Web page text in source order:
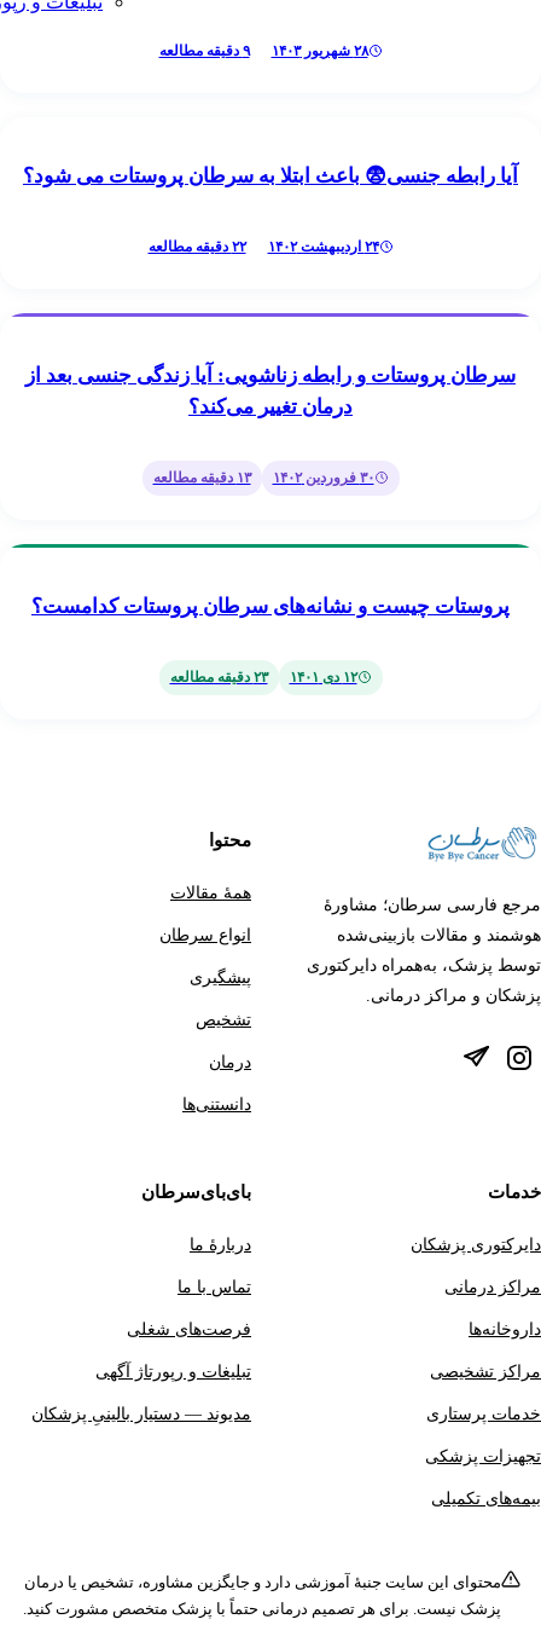
۹دقیقه مطالعه
جنسی😨 باعث ابتلا به سرطان پروستات می شود؟
۲۲دقیقه مطالعه
پروستات و رابطه زناشویی: آیا زندگی جنسی بعد از
درمان تغییر می‌کند؟
۱۳ دقیقه مطالعه
چیست و نشانه‌های سرطان پروستات کدامست؟
۲۳دقیقه مطالعه
سرطان؛ مشاورهٔ
بازبینی‌شده
به‌همراه دایرکتوری
درمانی.
همهٔ مقالات
انواع سرطان
پیشگیری
پزشکان
بای‌بای‌سرطان
تماس با ما
فرصت‌های شغلی
تبلیغات و رپورتاژ آگهی
مدیوند — دستیار بالینیِ پزشکان
این سایت جنبهٔ آموزشی دارد و جایگزین مشاوره، تشخیص یا درمان
نیست. برای هر تصمیم درمانی حتماً با پزشک متخصص مشورت کنید.